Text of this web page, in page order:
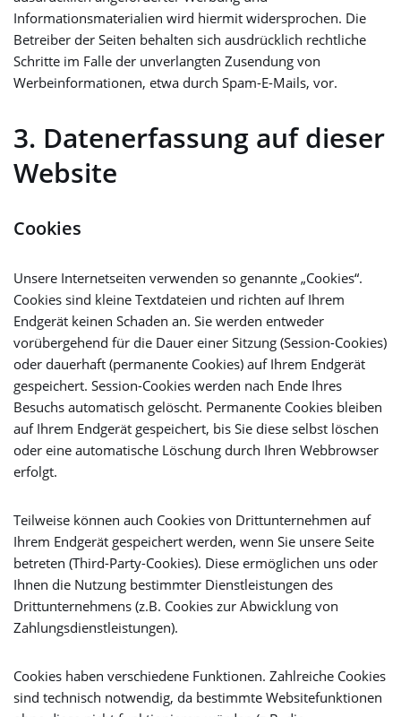
Informationsmaterialien wird hiermit widersprochen. Die
Betreiber der Seiten behalten sich ausdrücklich rechtliche
Schritte im Falle der unverlangten Zusendung von
Werbeinformationen, etwa durch Spam-E-Mails, vor.
3. Datenerfassung auf dieser
Website
Cookies
Unsere Internetseiten verwenden so genannte „Cookies“.
Cookies sind kleine Textdateien und richten auf Ihrem
Endgerät keinen Schaden an. Sie werden entweder
vorübergehend für die Dauer einer Sitzung (Session-Cookies)
oder dauerhaft (permanente Cookies) auf Ihrem Endgerät
gespeichert. Session-Cookies werden nach Ende Ihres
Besuchs automatisch gelöscht. Permanente Cookies bleiben
auf Ihrem Endgerät gespeichert, bis Sie diese selbst löschen
oder eine automatische Löschung durch Ihren Webbrowser
erfolgt.
Teilweise können auch Cookies von Drittunternehmen auf
Ihrem Endgerät gespeichert werden, wenn Sie unsere Seite
betreten (Third-Party-Cookies). Diese ermöglichen uns oder
Ihnen die Nutzung bestimmter Dienstleistungen des
Drittunternehmens (z.B. Cookies zur Abwicklung von
Zahlungsdienstleistungen).
Cookies haben verschiedene Funktionen. Zahlreiche Cookies
sind technisch notwendig, da bestimmte Websitefunktionen